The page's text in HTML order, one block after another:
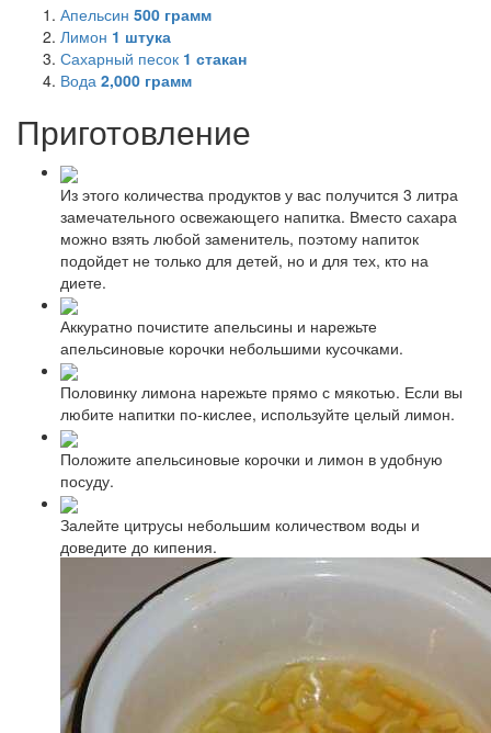
Апельсин 500 грамм
Лимон 1 штука
Сахарный песок 1 стакан
Вода 2,000 грамм
Приготовление
Из этого количества продуктов у вас получится 3 литра
замечательного освежающего напитка. Вместо сахара
можно взять любой заменитель, поэтому напиток
подойдет не только для детей, но и для тех, кто на
диете.
Аккуратно почистите апельсины и нарежьте
апельсиновые корочки небольшими кусочками.
Половинку лимона нарежьте прямо с мякотью. Если вы
любите напитки по-кислее, используйте целый лимон.
Положите апельсиновые корочки и лимон в удобную
посуду.
Залейте цитрусы небольшим количеством воды и
доведите до кипения.